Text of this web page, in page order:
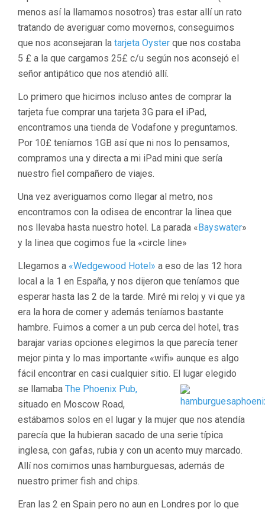
menos así la llamamos nosotros) tras estar allí un rato
tratando de averiguar como movernos, conseguimos
que nos aconsejaran la tarjeta Oyster que nos costaba
5 £ a la que cargamos 25£ c/u según nos aconsejó el
señor antipático que nos atendió allí.
Lo primero que hicimos incluso antes de comprar la
tarjeta fue comprar una tarjeta 3G para el iPad,
encontramos una tienda de Vodafone y preguntamos.
Por 10£ teníamos 1GB así que ni nos lo pensamos,
compramos una y directa a mi iPad mini que sería
nuestro fiel compañero de viajes.
Una vez averiguamos como llegar al metro, nos
encontramos con la odisea de encontrar la linea que
nos llevaba hasta nuestro hotel. La parada « Bayswater»
y la linea que cogimos fue la «circle line»
Llegamos a «Wedgewood Hotel» a eso de las 12 hora
local a la 1 en España, y nos dijeron que teníamos que
esperar hasta las 2 de la tarde. Miré mi reloj y vi que ya
era la hora de comer y además teníamos bastante
hambre. Fuimos a comer a un pub cerca del hotel, tras
barajar varias opciones elegimos la que parecía tener
mejor pinta y lo mas importante «wifi» aunque es algo
fácil encontrar en casi cualquier sitio. El lugar elegido
se llamaba The Phoenix Pub,
situado en Moscow Road,
estábamos solos en el lugar y la mujer que nos atendía
parecía que la hubieran sacado de una serie típica
inglesa, con gafas, rubia y con un acento muy marcado.
Allí nos comimos unas hamburguesas, además de
nuestro primer fish and chips.
Eran las 2 en Spain pero no aun en Londres por lo que